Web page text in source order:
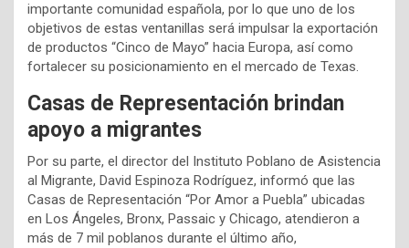
importante comunidad española, por lo que uno de los
objetivos de estas ventanillas será impulsar la exportación
de productos “Cinco de Mayo” hacia Europa, así como
fortalecer su posicionamiento en el mercado de Texas.
Casas de Representación brindan
apoyo a migrantes
Por su parte, el director del Instituto Poblano de Asistencia
al Migrante, David Espinoza Rodríguez, informó que las
Casas de Representación “Por Amor a Puebla” ubicadas
en Los Ángeles, Bronx, Passaic y Chicago, atendieron a
más de 7 mil poblanos durante el último año,